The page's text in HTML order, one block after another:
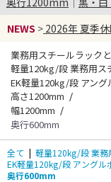
NEWS > 2026年 夏季
業務用スチールラック
軽量120kg/段 業務用ス
EK軽量120kg/段 アング
高さ1200mm
幅1200mm
奥行600mm
全て | 軽量120kg/段 業務
EK軽量120kg/段 アングル
奥行600mm